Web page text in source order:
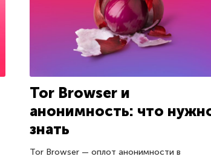
Tor Browser и
анонимность: что
знать
Tor Browser — оплот анонимности в